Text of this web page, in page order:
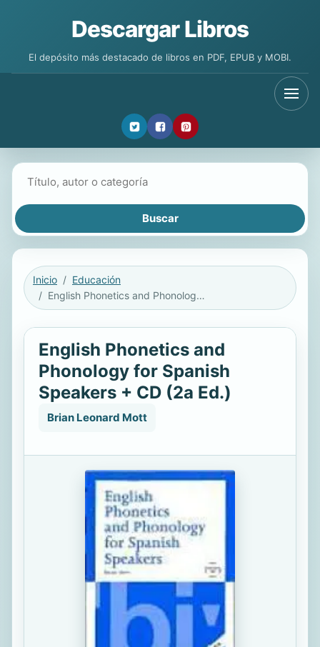
Descargar Libros
El depósito más destacado de libros en PDF, EPUB y MOBI.
Inicio
Educación
English Phonetics and Phonology for Spanish Speakers + CD (2a Ed.)
English Phonetics and
Phonology for Spanish
Speakers + CD (2a Ed.)
Brian Leonard Mott